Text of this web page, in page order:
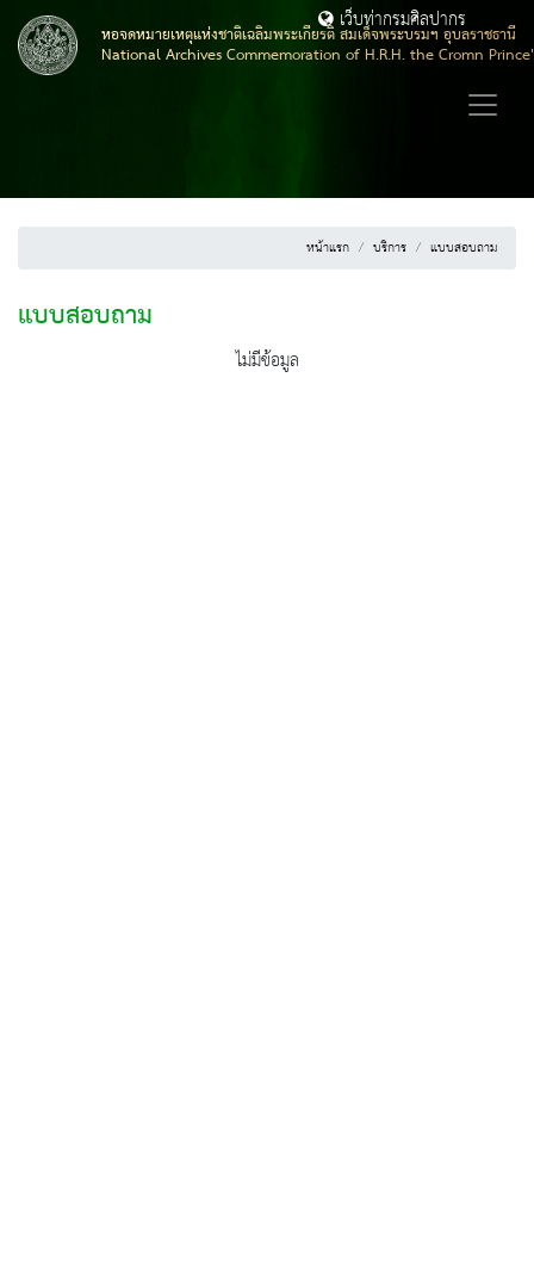
หอจดหมายเหตุแห่งชาติเฉลิมพระเกียรติ สมเด็จพระบรมฯ อุบลราชธานี
National Archives Commemoration of H.R.H. the Cromn
เว็บท่ากรมศิลปากร
หน้าแรก บริการ แบบสอบถาม
แบบสอบถาม
ไม่มีข้อมูล